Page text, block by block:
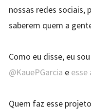
nossas redes sociais,
saberem quem a
Como eu disse, eu
@KauePGarcia e esse
Quem faz esse